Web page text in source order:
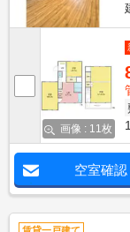
画像 : 11枚
空室確認